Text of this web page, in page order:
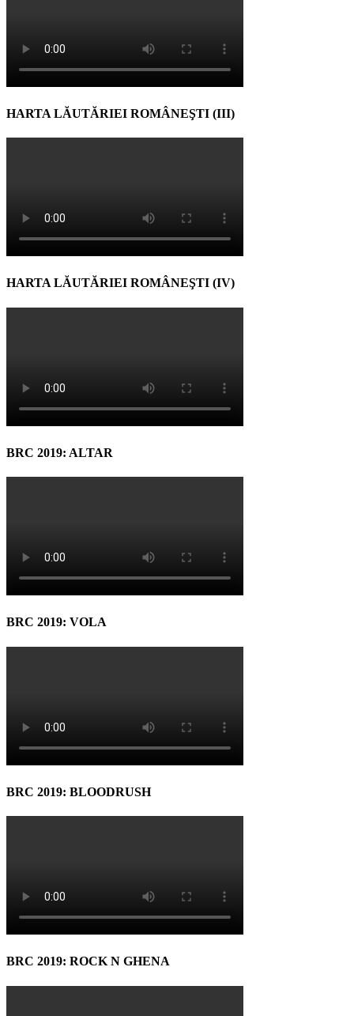
HARTA LĂUTĂRIEI ROMÂNEŞTI (III)
HARTA LĂUTĂRIEI ROMÂNEŞTI (IV)
BRC 2019: ALTAR
BRC 2019: VOLA
BRC 2019: BLOODRUSH
BRC 2019: ROCK N GHENA